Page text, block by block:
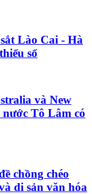
Lào Cai - Hà
số
và New
Tô Lâm có
chồng chéo
di sản văn hóa